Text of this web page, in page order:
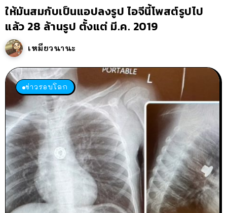
ให้มันสมกับเป็นแอปลงรูป ไอจีนี้โพสต์รูปไป
แล้ว 28 ล้านรูป ตั้งแต่ มี.ค. 2019
เหมียวนานะ
ข่าวรอบโลก